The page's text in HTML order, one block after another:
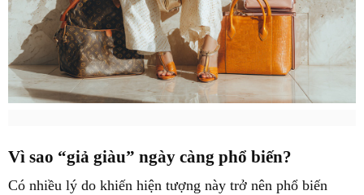
Vì sao “giả giàu” ngày càng phổ biến?
Có nhiều lý do khiến hiện tượng này trở nên phổ biến